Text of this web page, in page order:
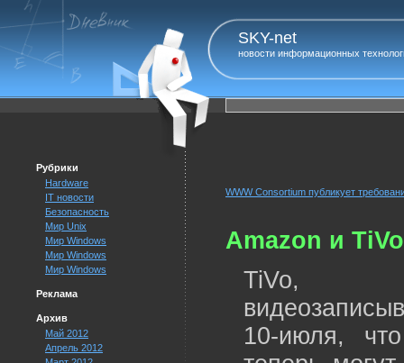
SKY-net
новости информационных
Рубрики
Hardware
IT новости
Безопасность
Мир Unix
Мир Windows
Мир Windows
Мир Windows
Реклама
Архив
Май 2012
Апрель 2012
WWW Consortium публикует
Amazon и
TiVo,
10-июля,